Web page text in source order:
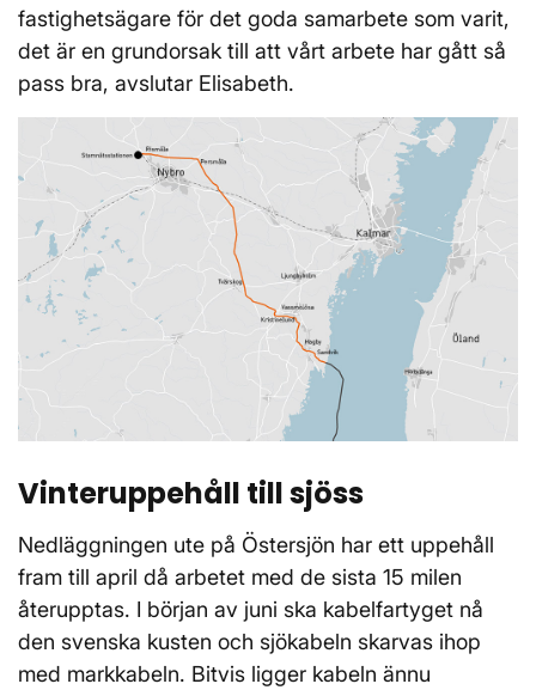
fastighetsägare för det goda samarbete som varit,
det är en grundorsak till att vårt arbete har gått så
pass bra, avslutar Elisabeth.
Vinteruppehåll till sjöss
Nedläggningen ute på Östersjön har ett uppehåll
fram till april då arbetet med de sista 15 milen
återupptas. I början av juni ska kabelfartyget nå
den svenska kusten och sjökabeln skarvas ihop
med markkabeln. Bitvis ligger kabeln ännu